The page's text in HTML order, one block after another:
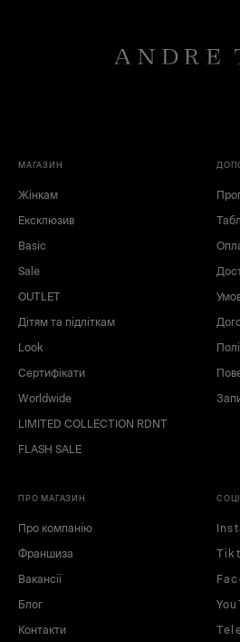
МАГАЗИН
Жінкам
Ексклюзив
Basic
Sale
OUTLET
Дітям та підліткам
Look
Сертифікати
Worldwide
LIMITED COLLECTION RDNT
FLASH SALE
ПРО МАГАЗИН
Про компанію
Франшиза
Вакансії
Блог
Контакти